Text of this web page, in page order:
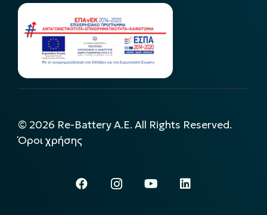
© 2026 Re-Battery A.E. All Rights Reserved.
Όροι χρήσης